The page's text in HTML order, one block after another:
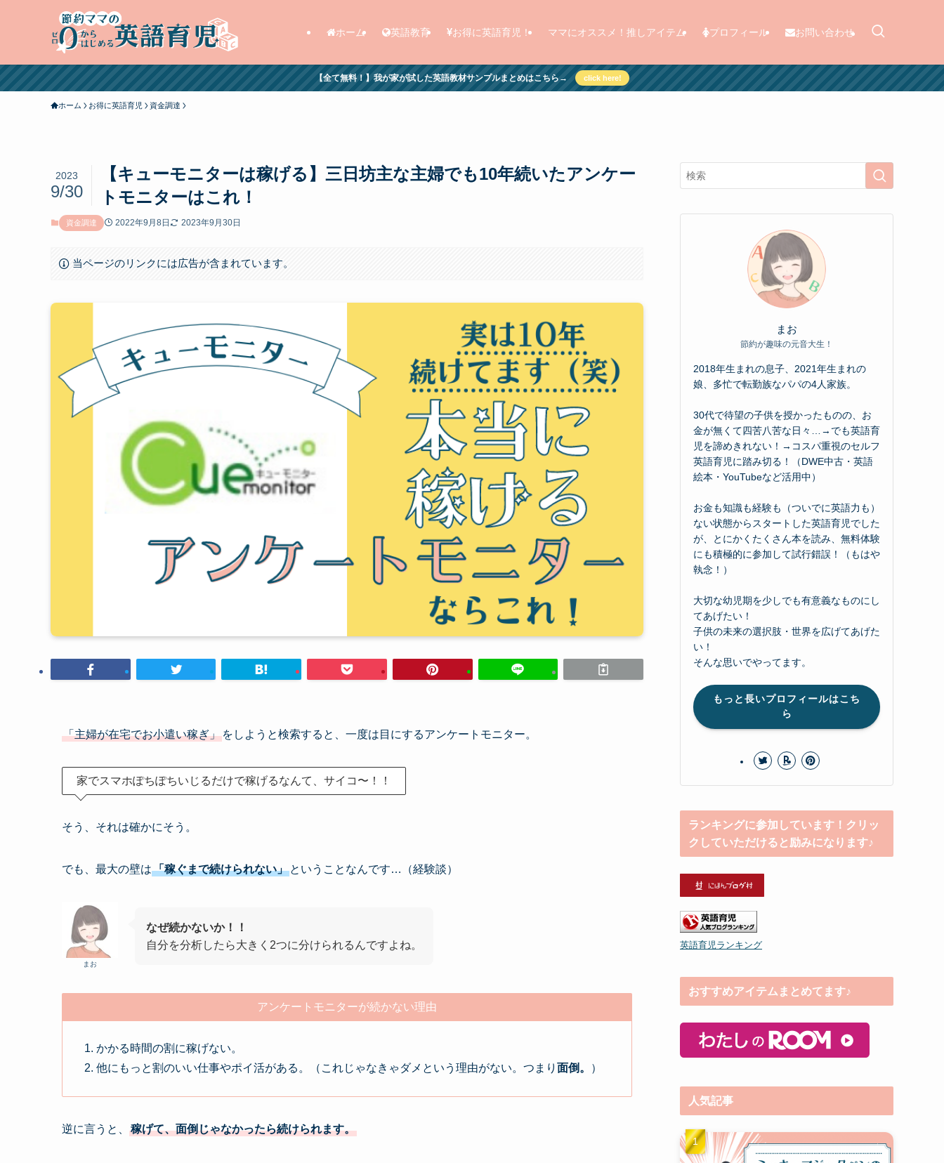
ホーム 英語教育 お得に英語育児！ ママにオススメ！推しアイテム プロフィール お問い合わせ
【全て無料！】我が家が試した英語教材サンプルまとめはこちら→ click here!
ホーム お得に英語育児 資金調達
【キューモニターは稼げる】三日坊主な主婦でも10年続いたアンケー
トモニターはこれ！
2023
9/30
資金調達 2022年9月8日 2023年9月30日
当ページのリンクには広告が含まれています。
「主婦が在宅でお小遣い稼ぎ」 をしようと検索すると、一度は目にするアンケートモニター。
家でスマホぽちぽちいじるだけで稼げるなんて、サイコ〜！！
そう、それは確かにそう。
でも、最大の壁は「稼ぐまで続けられない」 ということなんです…（経験談）
まお
なぜ続かないか！！
自分を分析したら大きく2つに分けられるんですよね。
アンケートモニターが続かない理由
かかる時間の割に稼げない。
他にもっと割のいい仕事やポイ活がある。（これじゃなきゃダメという理由がない。つまり 面倒。 ）
逆に言うと、 稼げて、面倒じゃなかったら続けられます。
まお
節約が趣味の元音大生！
2018年生まれの息子、2021年生まれの
娘、多忙で転勤族なパパの4人家族。
30代で待望の子供を授かったものの、お
金が無くて四苦八苦な日々…→でも英語育
児を諦めきれない！→コスパ重視のセルフ
英語育児に踏み切る！（DWE中古・英語
絵本・YouTubeなど活用中）
お金も知識も経験も（ついでに英語力も）
ない状態からスタートした英語育児でした
が、とにかくたくさん本を読み、無料体験
にも積極的に参加して試行錯誤！（もはや
執念！）
大切な幼児期を少しでも有意義なものにし
てあげたい！
子供の未来の選択肢・世界を広げてあげた
い！
そんな思いでやってます。
もっと長いプロフィールはこち
ら
ランキングに参加しています！クリッ
クしていただけると励みになります♪
英語育児ランキング
おすすめアイテムまとめてます♪
人気記事